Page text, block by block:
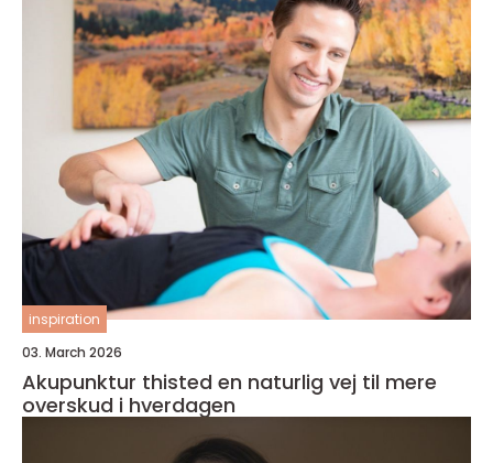
inspiration
03. March 2026
Akupunktur thisted en naturlig vej til mere
overskud i hverdagen